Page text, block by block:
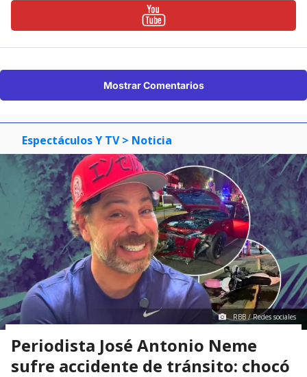
Mostrar Comentarios
Espectáculos Y TV > Noticia
RBB / Redes sociales
Periodista José Antonio Neme
sufre accidente de tránsito: chocó